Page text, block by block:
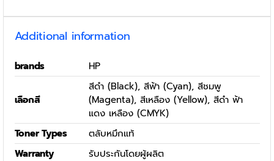
Additional information
brands HP
เลือกสี
สีดำ (Black), สีฟ้า (Cyan), สีชมพู
(Magenta), สีเหลือง (Yellow), สีดำ ฟ้า
แดง เหลือง (CMYK)
Toner Types
ตลับหมึกแท้
Warranty
รับประกันโดยผู้ผลิต